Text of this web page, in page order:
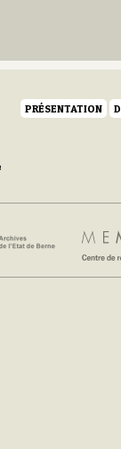
PRÉSENTATION